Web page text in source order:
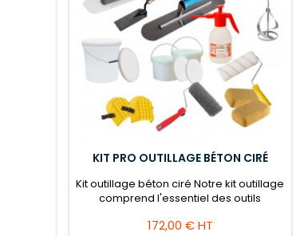
KIT PRO OUTILLAGE BÉTON CIRÉ
Kit outillage béton ciré Notre kit outillage
comprend l'essentiel des outils
ciré.
Prix
172,00 € HT